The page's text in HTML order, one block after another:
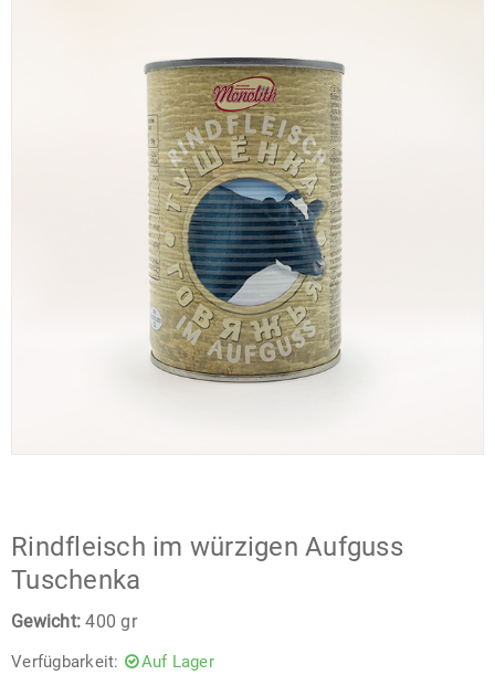
Rindfleisch im würzigen Aufguss
Tuschenka
Gewicht: 400 gr
Verfügbarkeit: Auf Lager